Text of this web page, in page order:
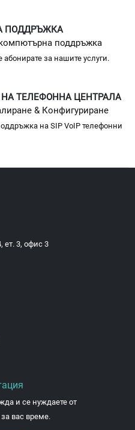
ПОДДРЪЖКА
поддръжка
за нашите услуги.
ТЕЛЕФОННА ЦЕНТРАЛА
& Конфигуриране
на SIP VoIP телефонни
ет. 3, офис 3
и се нуждаете от
вас време.